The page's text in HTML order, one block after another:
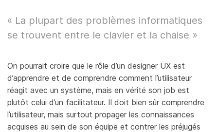
« La plupart des problèmes informatiques
se trouvent entre le clavier et la chaise »
On pourrait croire que le rôle d’un designer UX est
d’apprendre et de comprendre comment l’utilisateur
réagit avec un système, mais en vérité son job est
plutôt celui d’un facilitateur. Il doit bien sûr comprendre
l’utilisateur, mais surtout propager les connaissances
acquises au sein de son équipe et contrer les préjugés